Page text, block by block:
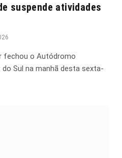
suspende atividades
fechou o Autódromo
Sul na manhã desta sexta-